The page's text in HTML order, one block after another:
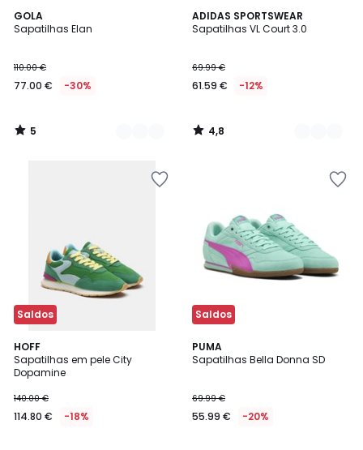
GOLA
Sapatilhas Elan
110.00 €
77.00 € -30%
5
/
3
Cores
5
/
ADIDAS SPORTSWEAR
Sapatilhas VL Court 3.0
69.99 €
61.59 € -12%
4,8
/ 5
5
Cores
4,8
/
Saldos
HOFF
Sapatilhas em pele City
Dopamine
140.00 €
114.80 € -18%
Saldos
PUMA
Sapatilhas Bella Donna SD
69.99 €
55.99 € -20%
2
Cores